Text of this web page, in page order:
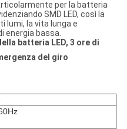
per la batteria
SMD LED, così la
lumi, la vita lunga e
energia bassa.
batteria LED, 3 ore di
del giro